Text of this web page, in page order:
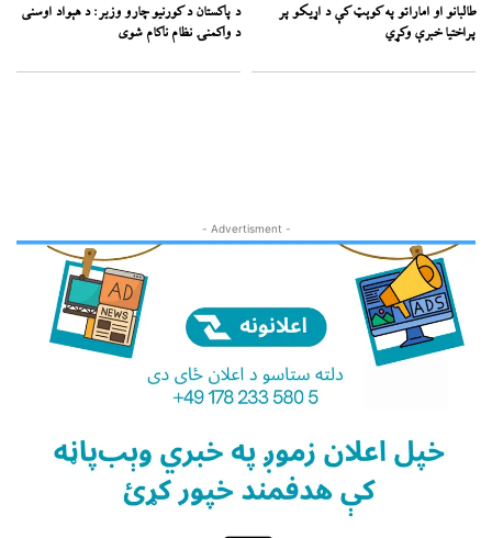
طالبانو او اماراتو په کوېټ کې د اړیکو پر
پراختیا خبرې وکړي
د پاکستان د کورنیو چارو وزیر: د هېواد اوسنی
د واکمنۍ نظام ناکام شوی
- Advertisment -